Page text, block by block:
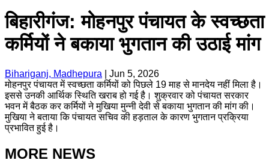
बिहारीगंज: मोहनपुर पंचायत के स्वच्छता
कर्मियों ने बकाया भुगतान की उठाई मांग
Bihariganj, Madhepura
Jun 5, 2026
मोहनपुर पंचायत में स्वच्छता कर्मियों को पिछले 19 माह से मानदेय नहीं मिला है।
इससे उनकी आर्थिक स्थिति खराब हो गई है। शुक्रवार को पंचायत सरकार
भवन में बैठक कर कर्मियों ने मुखिया मुन्नी देवी से बकाया भुगतान की मांग की।
मुखिया ने बताया कि पंचायत सचिव की हड़ताल के कारण भुगतान प्रक्रिया
प्रभावित हुई है।
MORE NEWS